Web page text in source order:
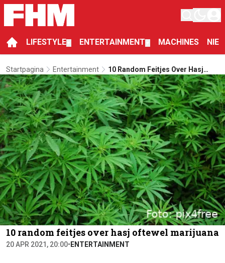
LIFESTYLE ENTERTAINMENT MACHINES
Startpagina Entertainment
10 Random Feitjes Over Hasj
Oftewel Marijuana
10 random feitjes over hasj oftewel marijuana
20 APR 2021, 20:00• ENTERTAINMENT